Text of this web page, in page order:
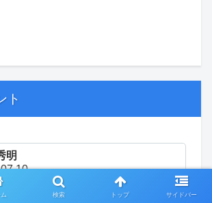
ト
明
チありがとうございます。私も文芸社
検索 トップ サイドバー